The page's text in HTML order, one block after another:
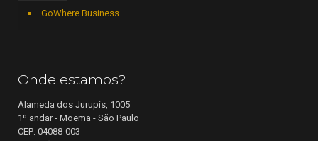
GoWhere Business
Onde estamos?
Alameda dos Jurupis, 1005
1º andar - Moema - São Paulo
CEP: 04088-003